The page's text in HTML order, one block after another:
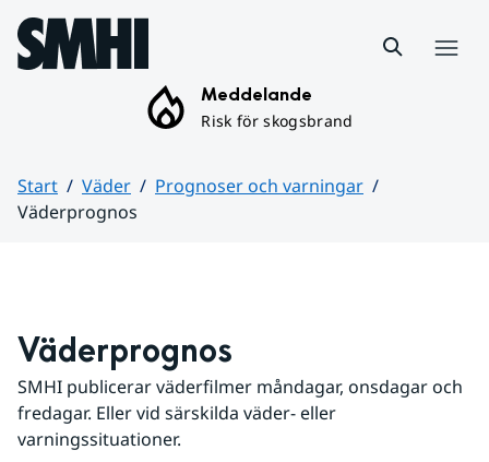
Hoppa till sidans innehåll
Meddelande
Risk för skogsbrand
Start Väder
Prognoser och varningar
Väderprognos
Väderprognos
SMHI publicerar väderfilmer måndagar, onsdagar och
fredagar. Eller vid särskilda väder- eller
varningssituationer.